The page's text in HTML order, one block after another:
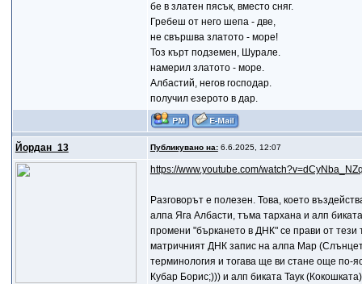
бе в златен пясък, вместо сняг.
Гребеш от него шепа - две,
не свършва златото - море!
Тоз кърт подземен, Шурале.
намерил златото - море.
Албастий, негов господар.
получил езерото в дар.
Йордан_13 Публикувано на:6.6.2025, 12:07
https://www.youtube.com/
Разговорът е полезен. Това, което
алпа Яга Албасти, тъма тархана и алп
промени "бъркането в ДНК" се прави от
матричният ДНК запис на алпа Мар
терминология и тогава ще ви стане още по-
Кубар Борис;))) и алп биката Таук